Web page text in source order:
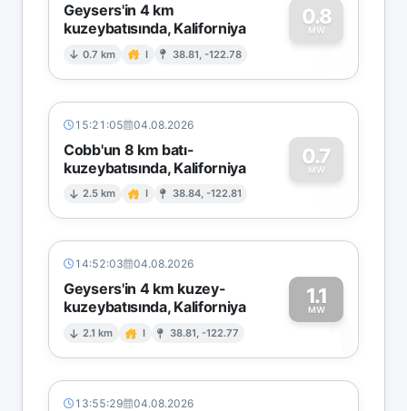
Geysers'in 4 km
kuzeybatısında, Kaliforniya
0.7 km I 38.81, -122.78
0.8
MW
0
15:21:05 04.08.2026
Cobb'un 8 km batı-
kuzeybatısında, Kaliforniya
2.5 km I 38.84, -122.81
0.7
MW
0
14:52:03 04.08.2026
Geysers'in 4 km kuzey-
kuzeybatısında, Kaliforniya
2.1 km I 38.81, -122.77
1.1
MW1
13:55:29 04.08.2026